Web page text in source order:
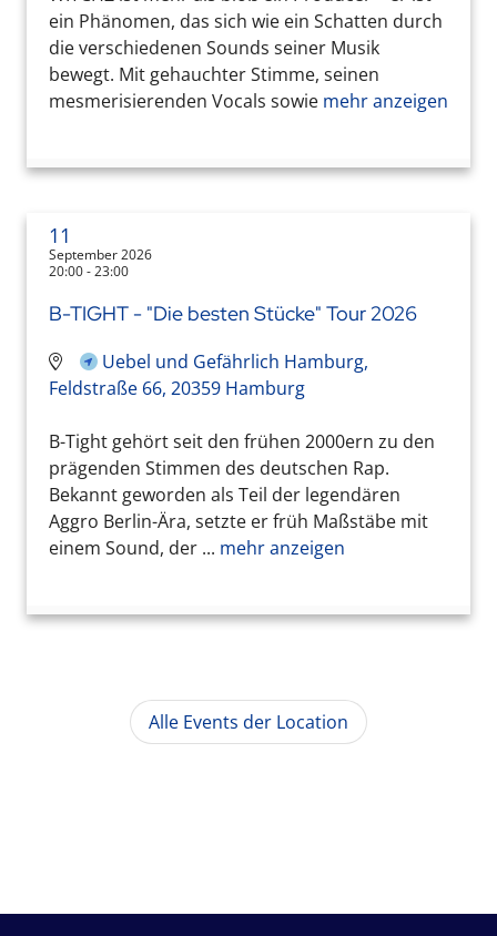
ein Phänomen, das sich wie ein Schatten durch
die verschiedenen Sounds seiner Musik
bewegt. Mit gehauchter Stimme, seinen
mesmerisierenden Vocals sowie mehr anzeigen
11
September 2026
20:00 - 23:00
B-TIGHT - "Die besten Stücke" Tour 2026
Uebel und Gefährlich Hamburg,
Feldstraße 66, 20359 Hamburg
B-Tight gehört seit den frühen 2000ern zu den
prägenden Stimmen des deutschen Rap.
Bekannt geworden als Teil der legendären
Aggro Berlin-Ära, setzte er früh Maßstäbe mit
einem Sound, der ... mehr anzeigen
Alle Events der Location